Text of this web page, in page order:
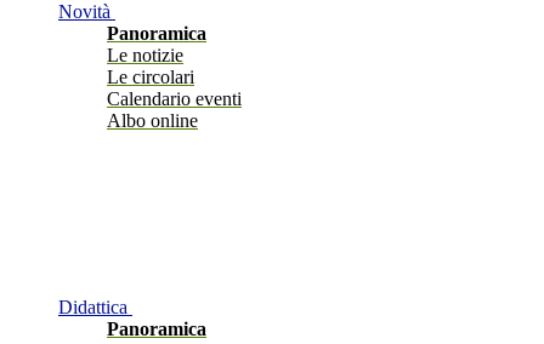
Novità
Panoramica
Le notizie
Le circolari
Calendario eventi
Albo online
Didattica
Panoramica